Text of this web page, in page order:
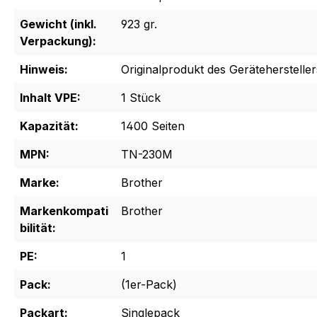
Gewicht (inkl.
Verpackung):
923 gr.
Hinweis:
Originalprodukt des
Inhalt VPE:
1 Stück
Kapazität:
1400 Seiten
MPN:
TN-230M
Marke:
Brother
Markenkompati
bilität:
Brother
PE:
1
Pack:
(1er-Pack)
Packart:
Singlepack